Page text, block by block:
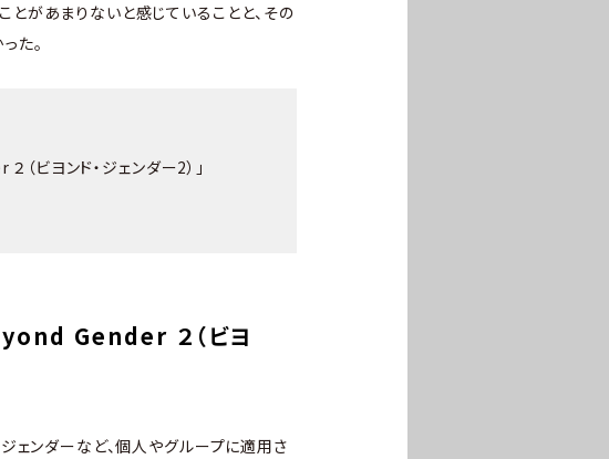
があまりないと感じていることと、その
た。
ビヨンド・ジェンダー2）」
Gender ２（ビヨ
ェンダーなど、個人やグループに適用さ